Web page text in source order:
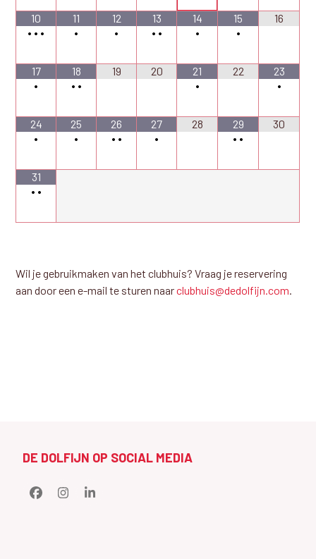
10
• • •
11
•
12
•
13
• •
14
•
15
•
16
17
•
18
• •
19 20
21
•
22
23
•
24
•
25
•
26
• •
27
•
28
29
• •
30
31
• •
Wil je gebruikmaken van het clubhuis? Vraag je reservering
aan door een e-mail te sturen naarclubhuis@dedolfijn.com.
DE DOLFIJN OP SOCIAL MEDIA
FacebookInstagramLinkedIn